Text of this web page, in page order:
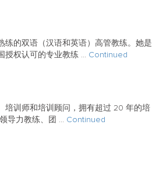
练的双语（汉语和英语）高管教练。她是
授权认可的专业教练 … Continued
培训师和培训顾问，拥有超过 20 年的培
导力教练、团 … Continued